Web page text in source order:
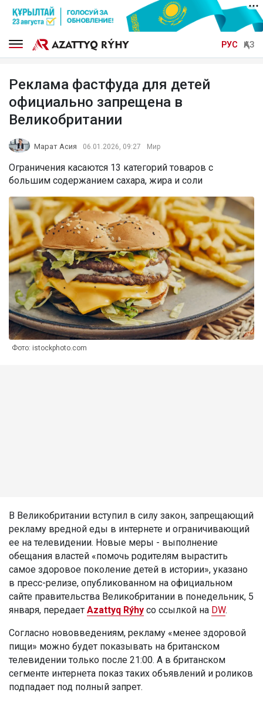
РУС ҚАЗ
Реклама фастфуда для детей
официально запрещена в
Великобритании
Марат Асия 06.01.2026, 09:27 Мир
Ограничения касаются 13 категорий товаров с
большим содержанием сахара, жира и соли
Фото: istockphoto.com
В Великобритании вступил в силу закон, запрещающий
рекламу вредной еды в интернете и ограничивающий
ее на телевидении. Новые меры - выполнение
обещания властей «помочь родителям вырастить
самое здоровое поколение детей в истории», указано
в пресс-релизе, опубликованном на официальном
сайте правительства Великобритании в понедельник, 5
января, передает Azattyq Rýhy со ссылкой на DW.
Согласно нововведениям, рекламу «менее здоровой
пищи» можно будет показывать на британском
телевидении только после 21:00. А в британском
сегменте интернета показ таких объявлений и роликов
подпадает под полный запрет.